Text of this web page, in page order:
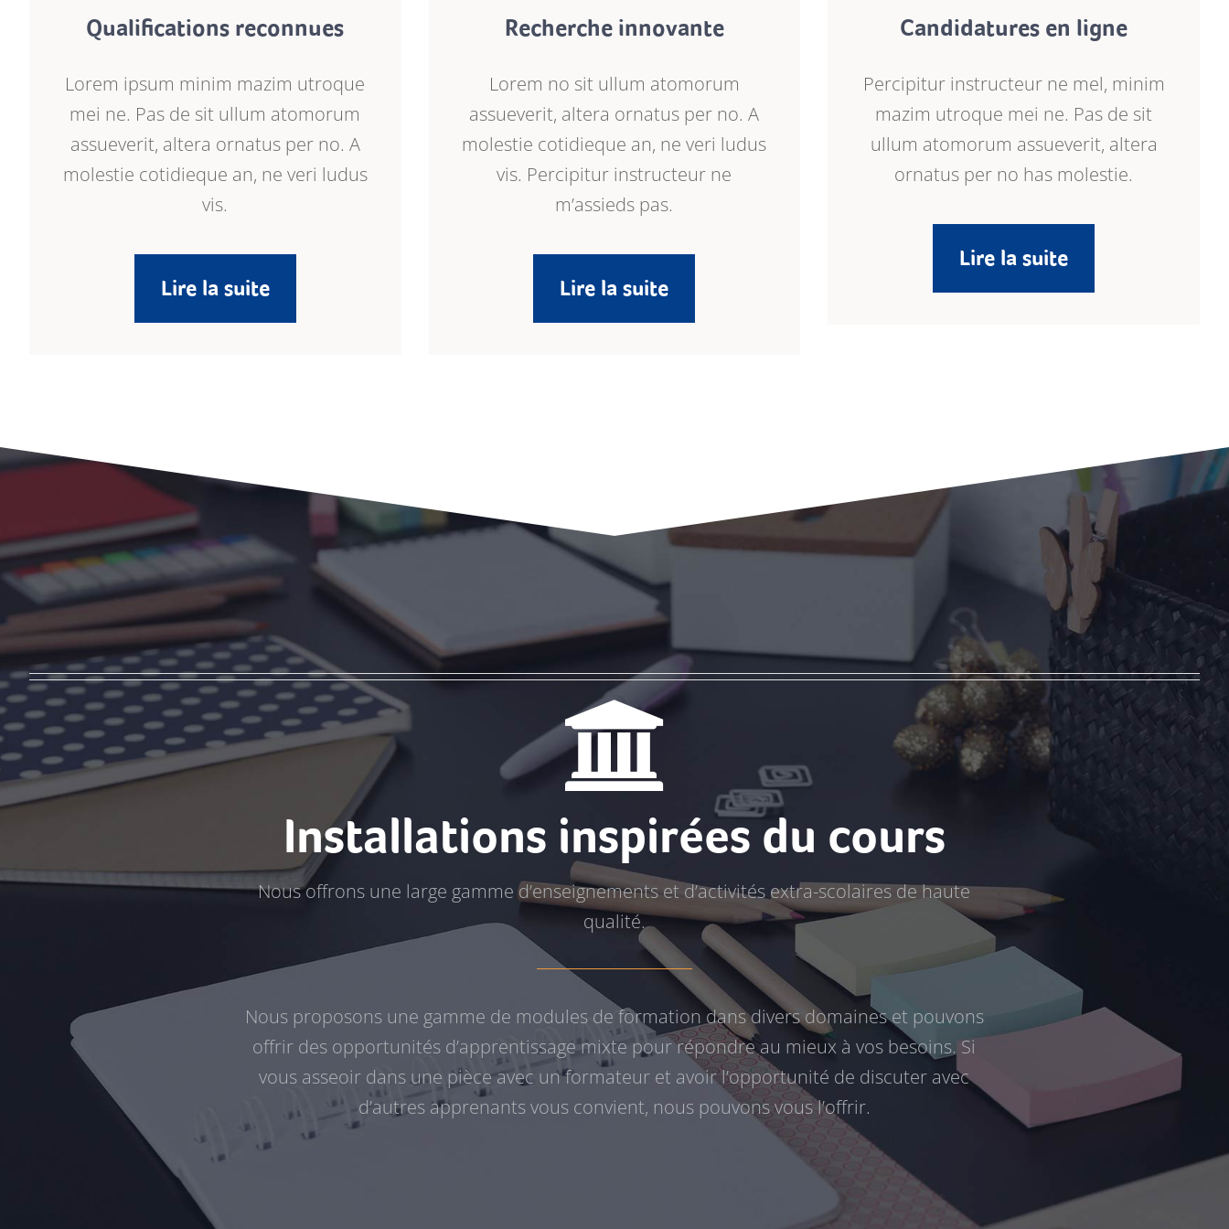
Qualifications reconnues
Lorem ipsum minim mazim utroque
mei ne. Pas de sit ullum atomorum
assueverit, altera ornatus per no. A
molestie cotidieque an, ne veri ludus
vis.
Lire la suite
Recherche innovante
Lorem no sit ullum atomorum
assueverit, altera ornatus per no. A
molestie cotidieque an, ne veri ludus
vis. Percipitur instructeur ne
m’assieds pas.
Lire la suite
Candidatures en ligne
Percipitur instructeur ne mel, minim
mazim utroque mei ne. Pas de sit
ullum atomorum assueverit, altera
ornatus per no has molestie.
Lire la suite
Installations inspirées du cours
Nous offrons une large gamme d’enseignements et d’activités extra-scolaires de haute
qualité.
Nous proposons une gamme de modules de formation dans divers domaines et pouvons
offrir des opportunités d’apprentissage mixte pour répondre au mieux à vos besoins. Si
vous asseoir dans une pièce avec un formateur et avoir l’opportunité de discuter avec
d’autres apprenants vous convient, nous pouvons vous l’offrir.